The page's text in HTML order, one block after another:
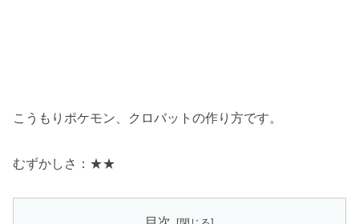
こうもりポケモン、クロバットの作り方です。
むずかしさ：★★